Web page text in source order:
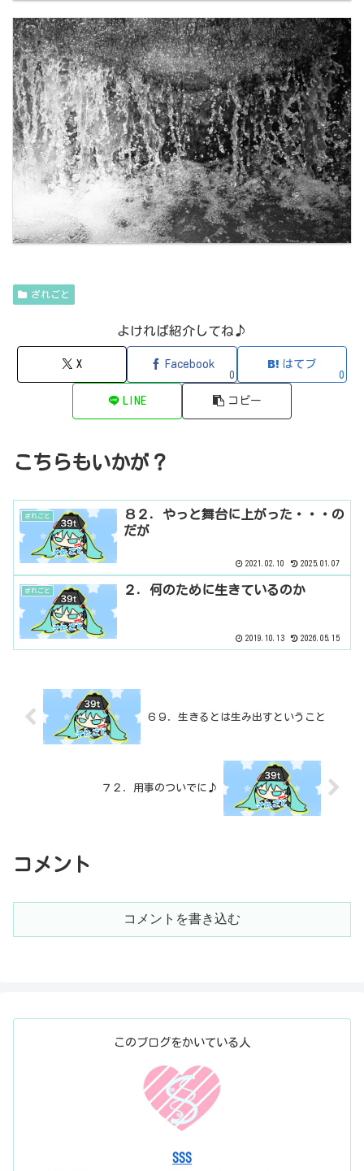
ざれごと
よければ紹介してね♪
X Facebook
0
はてブ
0
LINE コピー
こちらもいかが？
ざれごと
８２．やっと舞台に上がった・・・の
だが
2021.02.10 2025.01.07
ざれごと ２．何のために生きているのか
2019.10.13 2026.05.15
６９．生きるとは生み出すということ
７２．用事のついでに♪
コメント
コメントを書き込む
このブログをかいている人
SSS